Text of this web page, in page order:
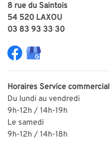
8 rue du Saintois
54 520 LAXOU
03 83 93 33 30
Horaires Service commercial
Du lundi au vendredi
9h-12h / 14h-19h
Le samedi
9h-12h / 14h-18h